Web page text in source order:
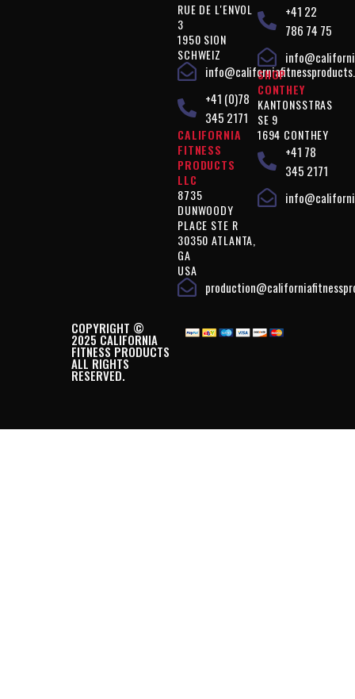
RUE DE L'ENVOL
3
1950 SION
SCHWEIZ
+41 (0)78
345 2171
CALIFORNIA
FITNESS
PRODUCTS
LLC
8735
DUNWOODY
PLACE STE R
30350 ATLANTA,
GA
USA
+41 22
786 74 75
SHOP
CONTHEY
KANTONSSTRAS
SE 9
1694 CONTHEY
+41 78
345 2171
COPYRIGHT ©
2025 CALIFORNIA
FITNESS PRODUCTS
ALL RIGHTS
RESERVED.